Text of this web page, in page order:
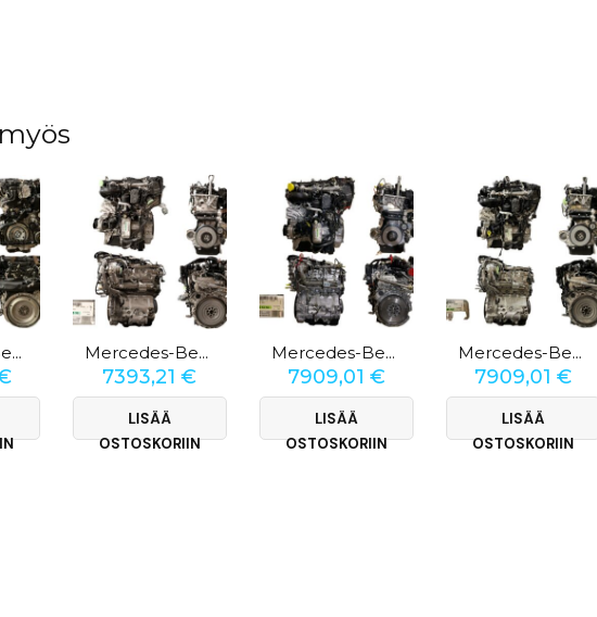
Mercedes-Benz E-Klasse E400e 4-Matic Mercedes-Benz B-Klasse 220d
7393,21€
LISÄÄ
OSTOSKORIIN
Mercedes-Benz GLA-Klasse 220d
7909,01 €
LISÄÄ
OSTOSKORIIN
Mercedes-Benz B-Klasse 200d
7909,01 €
LISÄÄ
OSTOSKORIIN